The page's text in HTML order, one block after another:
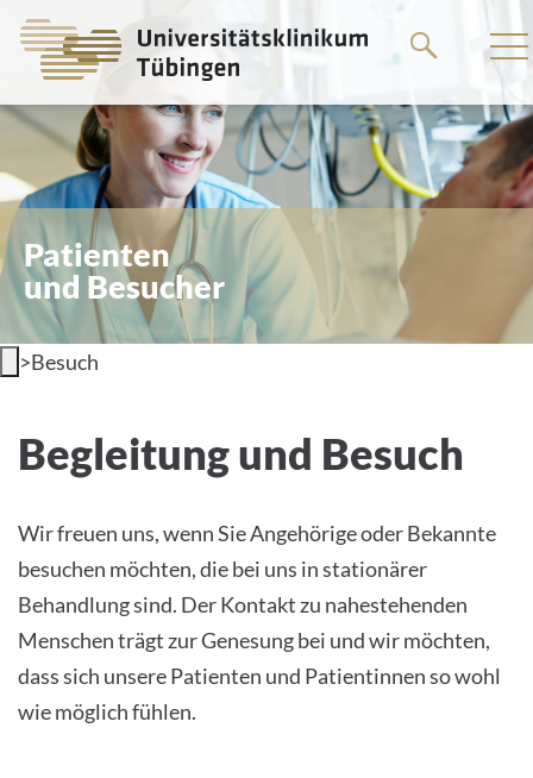
Springe
zum
Patienten
und Besucher
>Besuch
Besuch willkommen!
Begleitung und Besuch
Wir freuen uns, wenn Sie Angehörige oder Bekannte
besuchen möchten, die bei uns in stationärer
Behandlung sind. Der Kontakt zu nahestehenden
Menschen trägt zur Genesung bei und wir möchten,
dass sich unsere Patienten und Patientinnen so wohl
wie möglich fühlen.